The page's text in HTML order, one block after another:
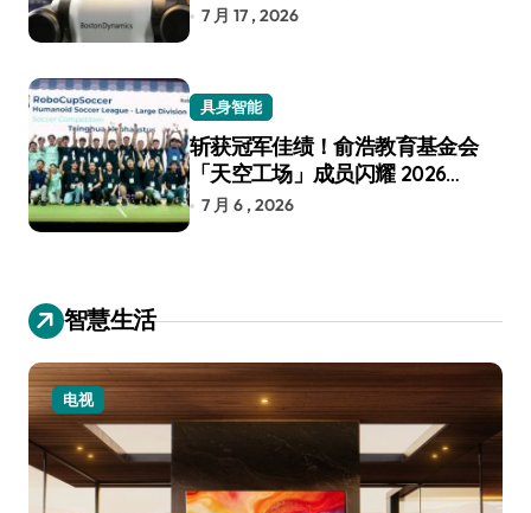
7 月 17 , 2026
具身智能
斩获冠军佳绩！俞浩教育基金会
「天空工场」成员闪耀 2026
RoboCup 机器人世界杯
7 月 6 , 2026
智慧生活
电视